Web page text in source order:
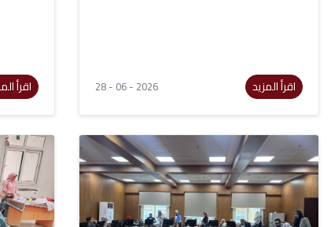
اقرأ 28 - 06 - 2026 اقرأ المزيد